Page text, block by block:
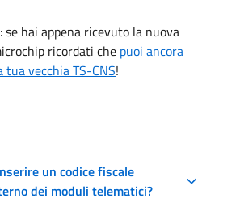
se hai appena ricevuto la nuova
ricordati che puoi ancora
vecchia TS-CNS!
un codice fiscale
dei moduli telematici?